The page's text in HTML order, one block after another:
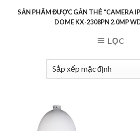
SẢN PHẨM ĐƯỢC GẮN THẺ “CAMERA
DOME KX-2308PN 2.0MP
LỌC